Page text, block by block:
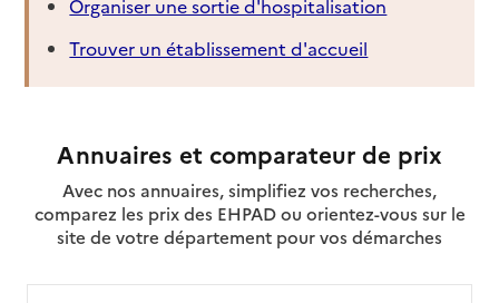
Organiser une sortie d'hospitalisation
Trouver un établissement d'accueil
Annuaires et comparateur de prix
Avec nos annuaires, simplifiez vos recherches,
comparez les prix des EHPAD ou orientez-vous sur le
site de votre département pour vos démarches